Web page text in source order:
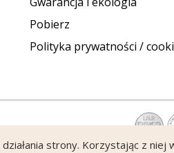
Pobierz
Polityka prywatności /
strony. Korzystając z niej